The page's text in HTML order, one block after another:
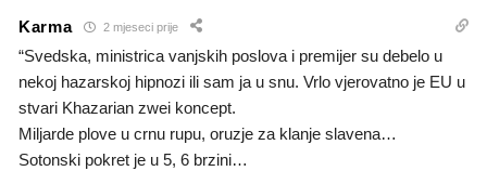
Karma 2 mjeseci prije
“Svedska, ministrica vanjskih poslova i premijer su debelo u
nekoj hazarskoj hipnozi ili sam ja u snu. Vrlo vjerovatno je EU u
stvari Khazarian zwei koncept.
Miljarde plove u crnu rupu, oruzje za klanje slavena…
Sotonski pokret je u 5, 6 brzini…